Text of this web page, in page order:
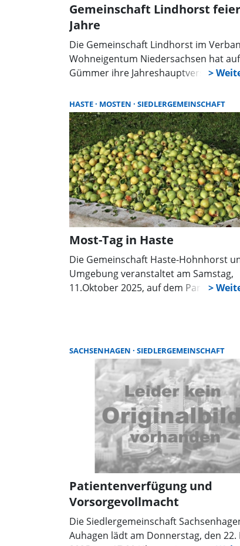
Gemeinschaft Lindhorst
Jahre
Die Gemeinschaft Lindhorst im
Wohneigentum Niedersachsen hat
Gümmer ihre
gefeiert: Seit 75 Jahren besteht die
Gemeinschaft. Der erste Vorsitzende
Druhmann begrüßte als Gäste
Samtgemeindebürgermeisterin
Ortsbürgermeister Heinrich Widdel
Rolf-Gerd Knapp aus Haste, den
der Kreisgruppe Schaumburg-
Versammlung ging es unter anderem
Zukunft der Gemeinde und um
dem Verband.
HASTE MOSTEN SIEDLERGEMEINSCHAFT
Most-Tag in Haste
Die Gemeinschaft Haste-Hohnhorst
Umgebung veranstaltet am Samstag,
11.Oktober 2025, auf dem Parkplatz
den eigenen Obstsaft dann auch
und verpackt sofort mit nach Hause
SACHSENHAGEN SIEDLERGEMEINSCHAFT
Patientenverfügung und
Vorsorgevollmacht
Die Siedlergemeinschaft
Auhagen lädt am Donnerstag, den 22.